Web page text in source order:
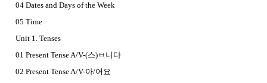
04 Dates and Days of the Week
05 Time
Unit 1. Tenses
01 Present Tense A/V-(스)ㅂ니다
02 Present Tense A/V-아/어요